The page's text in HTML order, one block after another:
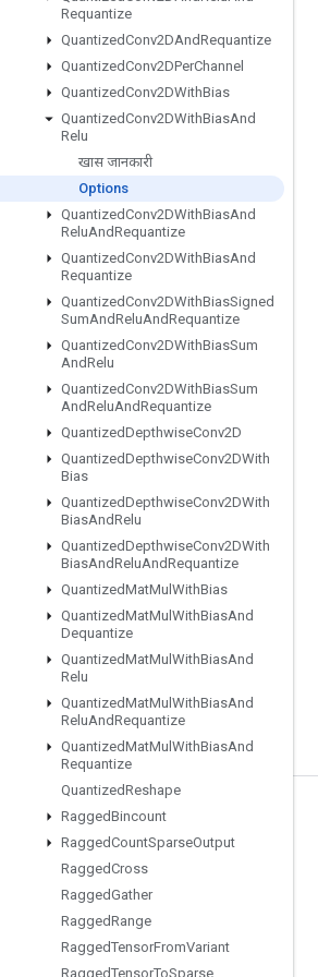
Requantize
QuantizedConv2DAndRequantize
QuantizedConv2DPerChannel
QuantizedConv2DWithBias
QuantizedConv2DWithBiasAnd
Relu
खास जानकारी
Options
QuantizedConv2DWithBiasAnd
ReluAndRequantize
QuantizedConv2DWithBiasAnd
Requantize
QuantizedConv2DWithBiasSigned
SumAndReluAndRequantize
QuantizedConv2DWithBiasSum
AndRelu
QuantizedConv2DWithBiasSum
AndReluAndRequantize
QuantizedDepthwiseConv2D
QuantizedDepthwiseConv2DWith
Bias
QuantizedDepthwiseConv2DWith
BiasAndRelu
QuantizedDepthwiseConv2DWith
BiasAndReluAndRequantize
QuantizedMatMul WithBias
QuantizedMatMul WithBiasAnd
Dequantize
QuantizedMatMul WithBiasAnd
Relu
QuantizedMatMul WithBiasAnd
ReluAndRequantize
QuantizedMatMul WithBiasAnd
Requantize
QuantizedReshape
RaggedBincount
RaggedCountSparseOutput
RaggedCross
RaggedGather
RaggedRange
RaggedTensorFromVariant
RaggedTensorToSparse
जुड़े रहें
GitHub